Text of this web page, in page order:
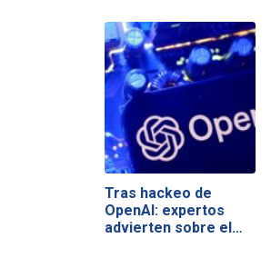
Tras hackeo de
OpenAI: expertos
advierten sobre el…